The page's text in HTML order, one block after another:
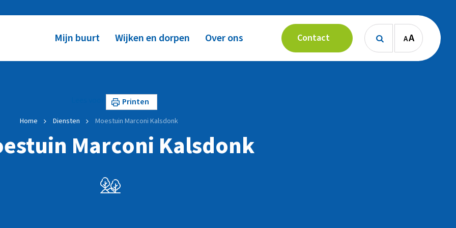
Mijn buurt Wijken en dorpen Over ons Contact  AA
Printen
Home Diensten Moestuin Marconi Kalsdonk
Marconi Kalsdonk